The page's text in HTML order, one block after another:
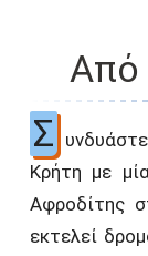
Από
Σ
Κρήτη με
Αφροδίτης
εκτελεί